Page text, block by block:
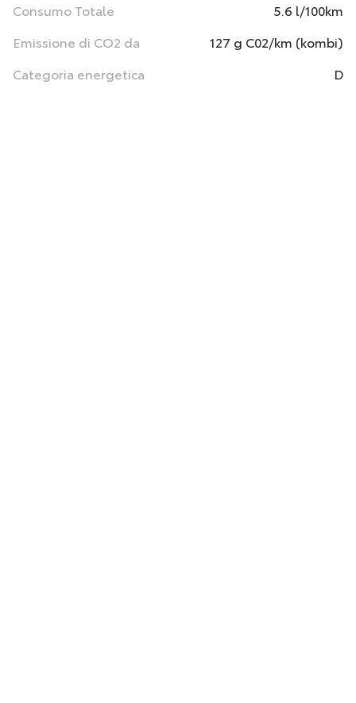
Consumo Totale
5.6 l/100km
Emissione di CO2 da
127 g C02/km (kombi)
Categoria energetica
D